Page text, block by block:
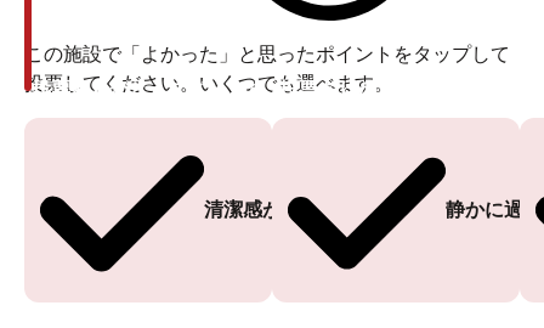
この施設で「よかった」と思ったポイントをタップして
投票してください。いくつでも選べます。
清潔感がある
投票ありがとうございます
静かに過
投票ありがとうございます